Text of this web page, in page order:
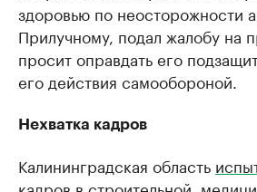
здоровью по неосторожности
Прилучному, подал жалобу на
просит оправдать его
его действия самообороной.
Нехватка кадров
Калининградская область